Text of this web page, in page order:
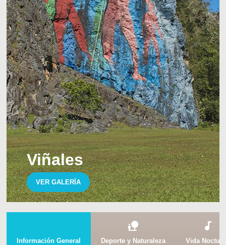
Viñales
VER GALERÍA
Información General
nature_people
Deporte y Naturaleza
audiotrack
Vida